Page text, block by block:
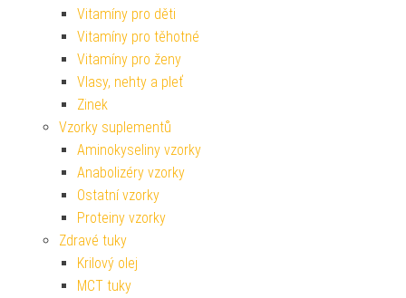
Vitamíny pro děti
Vitamíny pro těhotné
Vitamíny pro ženy
Vlasy, nehty a pleť
Zinek
Vzorky suplementů
Aminokyseliny vzorky
Anabolizéry vzorky
Ostatní vzorky
Proteiny vzorky
Zdravé tuky
Krilový olej
MCT tuky